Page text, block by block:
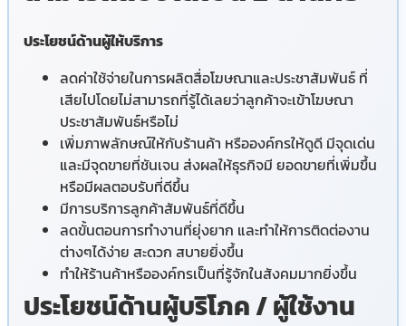
ประโยชน์ด้านผู้ให้บริการ
ลดค่าใช้จ่ายในการผลิตสื่อโฆษณาและประชาสัมพันธ์ ที่
เสียไปโดยไม่สามารถที่รู้ได้เลยว่าลูกค้าจะเข้าโฆษณา
ประชาสัมพันธ์หรือไม่
เพิ่มภาพลักษณ์ให้กับร้านค้า หรือองค์กรให้ดูดี มีจุดเด่น
และมีจุดขายที่ชันเจน ส่งผลให้ธุรกิจมี ยอดขายที่เพิ่มขึ้น
หรือมีผลตอบรับที่ดีขึ้น
มีการบริการลูกค้าสัมพันธ์ที่ดีขึ้น
ลดขั้นตอนการทำงานที่ยุ่งยาก และทำให้การติดต่องาน
ต่างๆได้ง่าย สะดวก สบายยิ่งขึ้น
ทำให้ร้านค้าหรือองค์กรเป็นที่รู้จักในสังคมมากยิ่งขึ้น
ประโยชน์ด้านผู้บริโภค / ผู้ใช้งาน